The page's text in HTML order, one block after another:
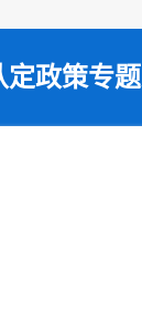
定政策专题